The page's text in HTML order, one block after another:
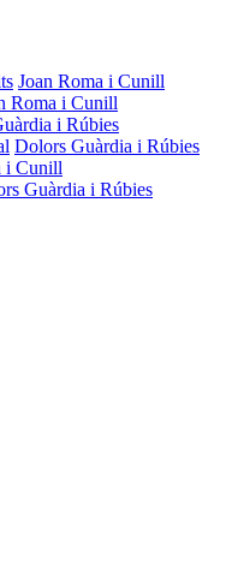
Joan Roma i Cunill
Roma i Cunill
i Rúbies
Dolors Guàrdia i Rúbies
i Cunill
Guàrdia i Rúbies